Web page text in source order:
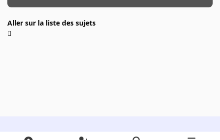
Aller sur la liste des sujets